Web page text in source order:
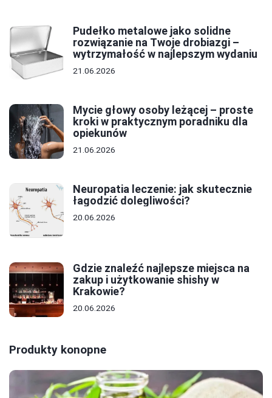
Pudełko metalowe jako solidne
rozwiązanie na Twoje drobiazgi –
wytrzymałość w najlepszym wydaniu
21.06.2026
Mycie głowy osoby leżącej – proste
kroki w praktycznym poradniku dla
opiekunów
21.06.2026
Neuropatia leczenie: jak skutecznie
łagodzić dolegliwości?
20.06.2026
Gdzie znaleźć najlepsze miejsca na
zakup i użytkowanie shishy w
Krakowie?
20.06.2026
Produkty konopne